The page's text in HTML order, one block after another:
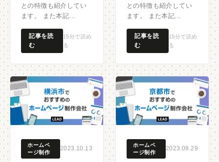
との特徴も紹介してい
ます。 また本記...
15分で読め
る
記事を読
む
との特徴も紹介してい
ます。 また本記...
15分で読め
る
記事を読
む
ホームペ
ージ制作
2023.10.13
ホームペ
ージ制作
2023.09.29